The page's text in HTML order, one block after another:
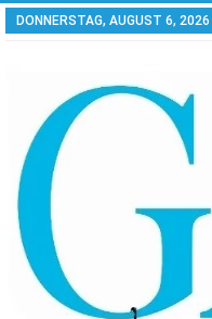
DONNERSTAG, AUGUST 6, 2026